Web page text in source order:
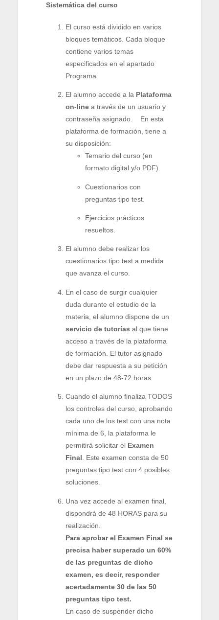
Sistemática del curso
El curso está dividido en varios
bloques temáticos. Cada bloque
contiene varios temas
especificados en el apartado
Programa.
El alumno accede a la Plataforma
on-line a través de un usuario y
contraseña asignado. En esta
plataforma de formación, tiene a
su disposición:
Temario del curso (en
formato digital y/o PDF).
Cuestionarios con
preguntas tipo test.
Ejercicios prácticos
resueltos.
El alumno debe realizar los
cuestionarios tipo test a medida
que avanza el curso.
En el caso de surgir cualquier
duda durante el estudio de la
materia, el alumno dispone de un
servicio de tutorías al que tiene
acceso a través de la plataforma
de formación. El tutor asignado
debe dar respuesta a su petición
en un plazo de 48-72 horas.
Cuando el alumno finaliza TODOS
los controles del curso, aprobando
cada uno de los test con una nota
mínima de 6, la plataforma le
permitirá solicitar el Examen
Final. Este examen consta de 50
preguntas tipo test con 4 posibles
soluciones.
Una vez accede al examen final,
dispondrá de 48 HORAS para su
realización.
Para aprobar el Examen Final se
precisa haber superado un 60%
de las preguntas de dicho
examen, es decir, responder
acertadamente 30 de las 50
preguntas tipo test.
En caso de suspender dicho